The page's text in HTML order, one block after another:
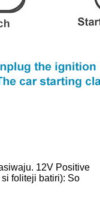
12V Positive
foliteji batiri): So